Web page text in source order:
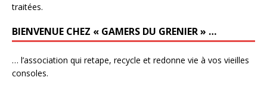
traitées.
BIENVENUE CHEZ « GAMERS DU GRENIER » …
… l’association qui retape, recycle et redonne vie à vos vieilles
consoles.